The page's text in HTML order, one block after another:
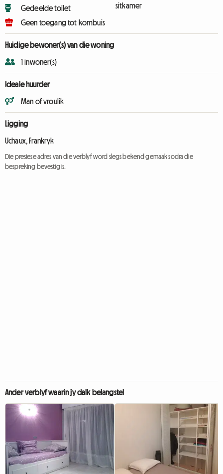
Gedeelde toilet
Geen toegang tot kombuis
sitkamer
Huidige bewoner(s) van die woning
1 inwoner(s)
Ideale huurder
Man of vroulik
Ligging
Uchaux, Frankryk
Die presiese adres van die verblyf word slegs bekend gemaak sodra die
bespreking bevestig is.
Ander verblyf waarin jy dalk belangstel